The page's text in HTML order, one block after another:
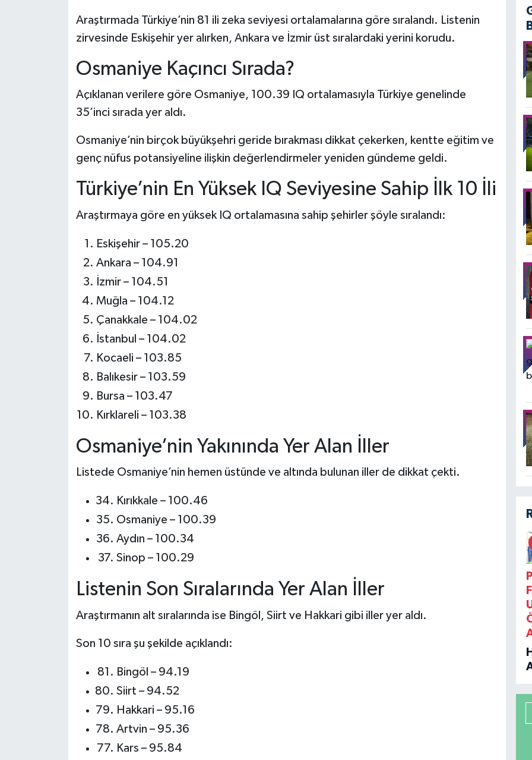
Araştırmada Türkiye’nin 81 ili zeka seviyesi ortalamalarına göre sıralandı. Listenin
zirvesinde Eskişehir yer alırken, Ankara ve İzmir üst sıralardaki yerini korudu.
Osmaniye Kaçıncı Sırada?
Açıklanan verilere göre Osmaniye, 100.39 IQ ortalamasıyla Türkiye genelinde
35’inci sırada yer aldı.
Osmaniye’nin birçok büyükşehri geride bırakması dikkat çekerken, kentte eğitim ve
genç nüfus potansiyeline ilişkin değerlendirmeler yeniden gündeme geldi.
Türkiye’nin En Yüksek IQ Seviyesine Sahip İlk 10 İli
Araştırmaya göre en yüksek IQ ortalamasına sahip şehirler şöyle sıralandı:
Eskişehir – 105.20
Ankara – 104.91
İzmir – 104.51
Muğla – 104.12
Çanakkale – 104.02
İstanbul – 104.02
Kocaeli – 103.85
Balıkesir – 103.59
Bursa – 103.47
Kırklareli – 103.38
Osmaniye’nin Yakınında Yer Alan İller
Listede Osmaniye’nin hemen üstünde ve altında bulunan iller de dikkat çekti.
Kırıkkale – 100.46
Osmaniye – 100.39
Aydın – 100.34
Sinop – 100.29
Listenin Son Sıralarında Yer Alan İller
Araştırmanın alt sıralarında ise Bingöl, Siirt ve Hakkari gibi iller yer aldı.
Son 10 sıra şu şekilde açıklandı:
Bingöl – 94.19
Siirt – 94.52
Hakkari – 95.16
Artvin – 95.36
Kars – 95.84